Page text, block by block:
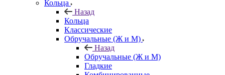
Кольца
Назад
Кольца
Классические
Обручальные (Ж и М)
Назад
Обручальные (Ж и М)
Гладкие